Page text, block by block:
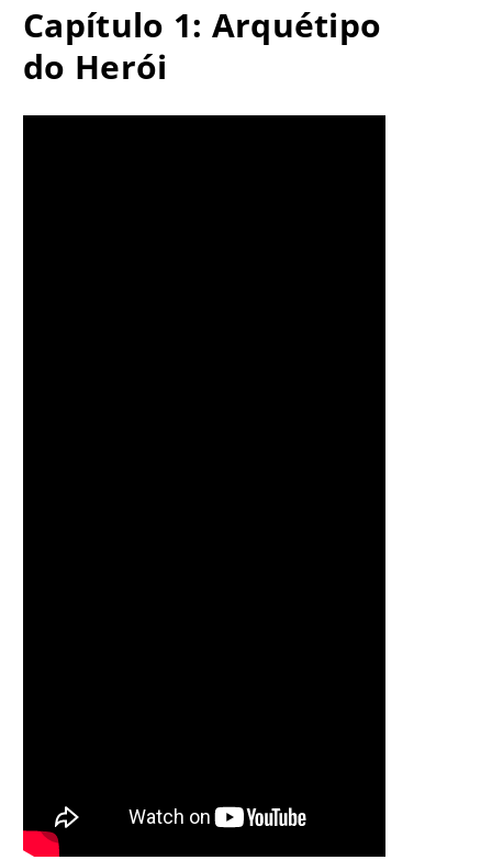
Capítulo 1: Arquétipo
do Herói